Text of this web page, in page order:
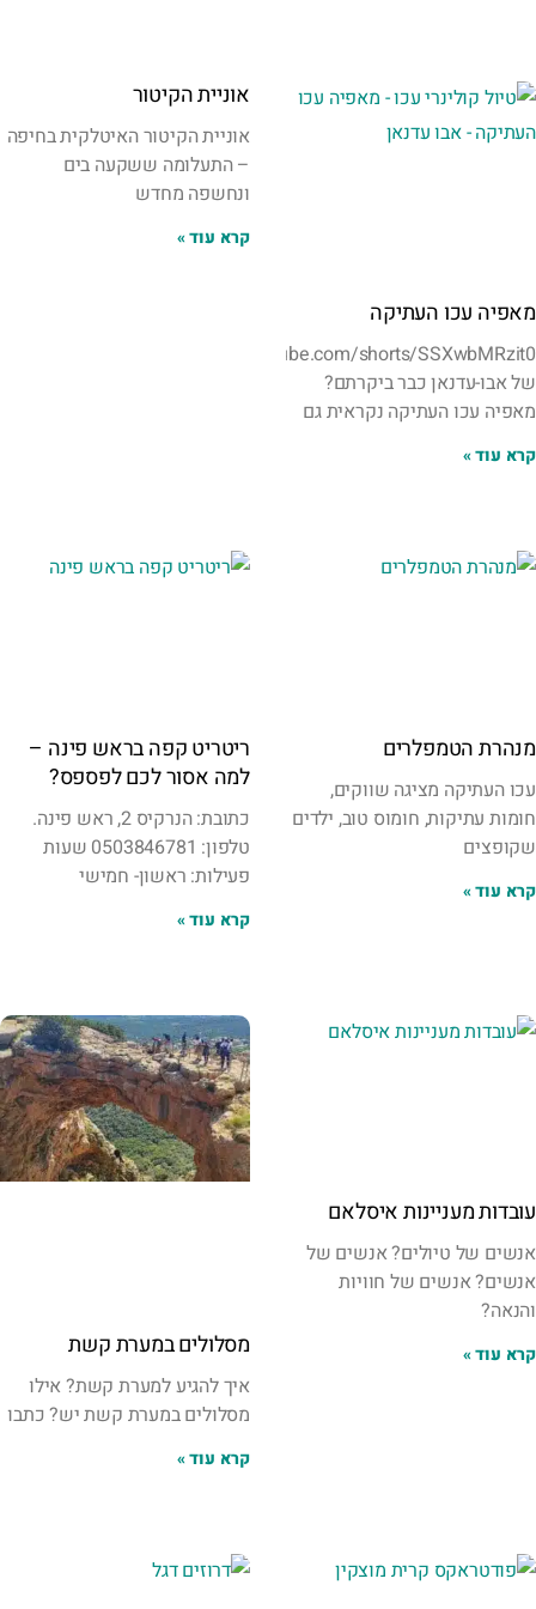
מאפיה עכו העתיקה
של אבו-עדנאן כבר ביקרתם?
מאפיה עכו העתיקה נקראית גם
קרא עוד »
אוניית הקיטור
אוניית הקיטור האיטלקית בחיפה
– התעלומה ששקעה בים
ונחשפה מחדש
קרא עוד »
מנהרת הטמפלרים
עכו העתיקה מציגה שווקים,
חומות עתיקות, חומוס טוב, ילדים
שקופצים
קרא עוד »
ריטריט קפה בראש פינה –
למה אסור לכם לפספס?
כתובת: הנרקיס 2, ראש פינה.
טלפון: 0503846781 שעות
פעילות: ראשון- חמישי
קרא עוד »
עובדות מעניינות איסלאם
אנשים של טיולים? אנשים של
אנשים? אנשים של חוויות
והנאה?
קרא עוד » מסלולים במערת קשת
איך להגיע למערת קשת? אילו
מסלולים במערת קשת יש? כתבו
קרא עוד »